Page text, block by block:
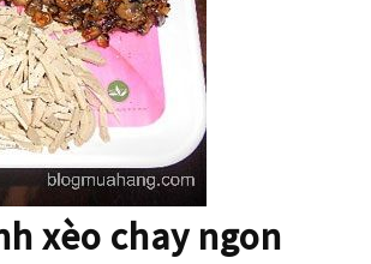
xèo chay ngon